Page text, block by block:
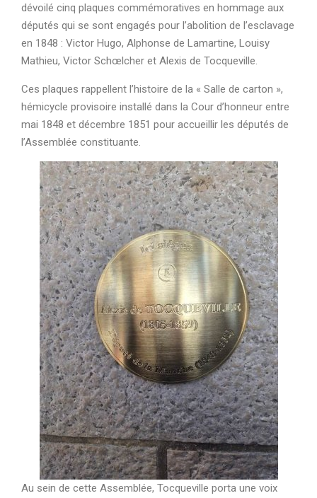
dévoilé cinq plaques commémoratives en hommage aux
députés qui se sont engagés pour l’abolition de l’esclavage
en 1848 : Victor Hugo, Alphonse de Lamartine, Louisy
Mathieu, Victor Schœlcher et Alexis de Tocqueville.
Ces plaques rappellent l’histoire de la « Salle de carton »,
hémicycle provisoire installé dans la Cour d’honneur entre
mai 1848 et décembre 1851 pour accueillir les députés de
l’Assemblée constituante.
Au sein de cette Assemblée, Tocqueville porta une voix